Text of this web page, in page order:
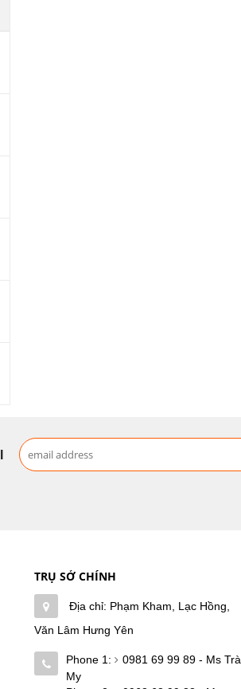
TRỤ SỞ CHÍNH
Địa chỉ: Phạm Kham, Lạc Hồng,
Văn Lâm Hưng Yên
Phone 1:
0981 69 99 89 - Ms Trà
My